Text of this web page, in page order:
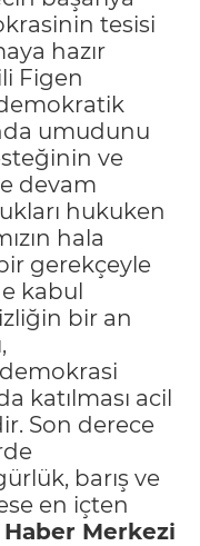
tesisi
hazır
Figen
umudunu
ve
devam
hukuken
hala
gerekçeyle
kabul
bir an
demokrasi
katılması acil
Son derece
barış ve
en içten
Haber Merkezi